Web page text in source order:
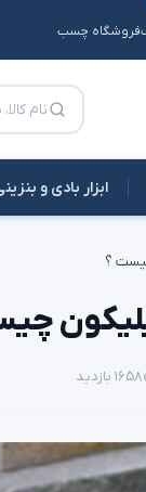
فروشگاه چسب
ابزار بادی و
؟
۱۶۵۸ بازدید